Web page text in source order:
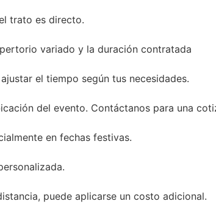
trato es directo.
variado y la duración contratada
el tiempo según tus necesidades.
del evento. Contáctanos para una
en fechas festivas.
puede aplicarse un costo adicional.